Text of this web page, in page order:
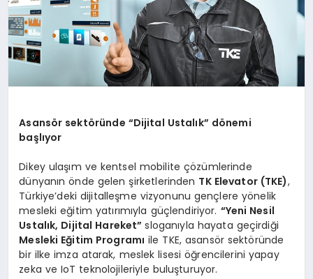
Asansör sektöründe “Dijital Ustalık” dönemi
başlıyor
Dikey ulaşım ve kentsel mobilite çözümlerinde
dünyanın önde gelen şirketlerinden TK Elevator (TKE),
Türkiye’deki dijitalleşme vizyonunu gençlere yönelik
mesleki eğitim yatırımıyla güçlendiriyor. “Yeni Nesil
Ustalık, Dijital Hareket”sloganıyla hayata geçirdiği
Mesleki Eğitim Programı ile TKE, asansör sektöründe
bir ilke imza atarak, meslek lisesi öğrencilerini yapay
zeka ve IoT teknolojileriyle buluşturuyor.